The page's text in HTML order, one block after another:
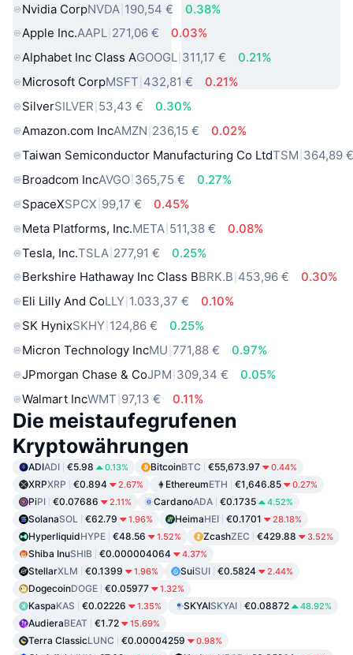
Nvidia CorpNVDA 190,54 €
0.38%
Apple Inc.AAPL 271,06 €
0.03%
Alphabet Inc Class AGOOGL 311,17 €
0.21%
Microsoft CorpMSFT 432,81 €
0.21%
SilverSILVER 53,43 €
0.30%
Amazon.com IncAMZN 236,15 €
0.02%
Taiwan Semiconductor Manufacturing Co LtdTSM 364,89
Broadcom IncAVGO 365,75 €
0.27%
SpaceXSPCX 99,17 €
0.45%
Meta Platforms, Inc.META 511,38 €
0.08%
Tesla, Inc.TSLA 277,91 €
0.25%
Berkshire Hathaway Inc Class BBRK.B 453,96 €
0.30%
Eli Lilly And CoLLY 1.033,37 €
0.10%
SK HynixSKHY 124,86 €
0.25%
Micron Technology IncMU 771,88 €
0.97%
JPmorgan Chase & CoJPM 309,34 €
0.05%
Walmart IncWMT 97,13 € 0.11%
Die meistaufegrufenen
Kryptowährungen
ADIADI €5.98 0.13% BitcoinBTC €55,673.97 0.44%
XRPXRP €0.894 2.67% EthereumETH €1,646.85 0.27%
PiPI €0.07686 2.11% CardanoADA €0.1735 4.52%
SolanaSOL €62.79 1.96% HeimaHEI €0.1701 28.18%
HyperliquidHYPE €48.56 1.52% ZcashZEC €429.88 3.52%
Shiba InuSHIB €0.000004064 4.37%
StellarXLM €0.1399 1.96% SuiSUI €0.5824 2.44%
DogecoinDOGE €0.05977 1.32%
KaspaKAS €0.02226 1.35% SKYAISKYAI €0.08872 48.92%
AudieraBEAT €1.72 15.69%
Terra ClassicLUNC €0.00004259 0.98%